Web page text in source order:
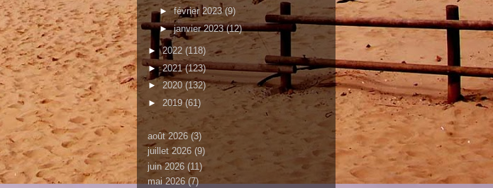
►février 2023(9)
►janvier 2023(12)
►2022 (118)
►2021(123)
► 2020 (132)
► 2019(61)
août 2026 (3)
juillet 2026 (9)
juin 2026 (11)
mai 2026(7)